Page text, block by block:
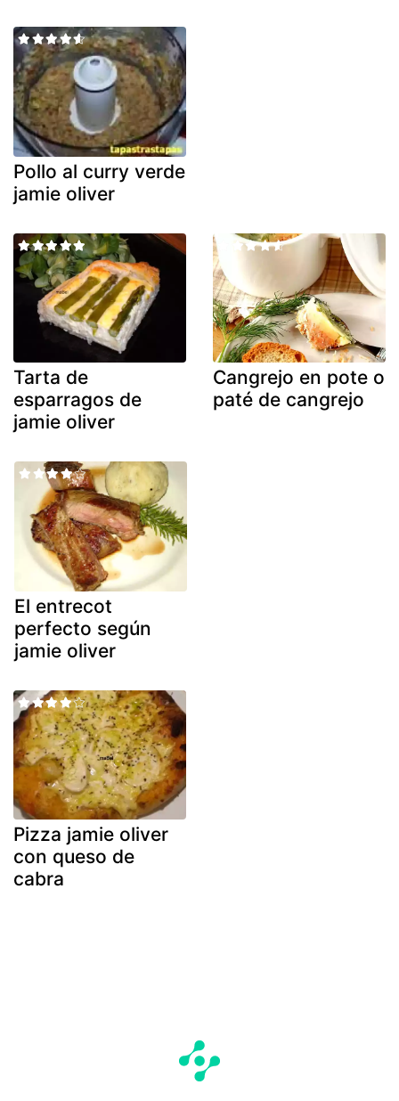
Pollo al curry verde
jamie oliver
Tarta de
esparragos de
jamie oliver
Cangrejo en pote o
paté de cangrejo
El entrecot
perfecto según
jamie oliver
Pizza jamie oliver
con queso de
cabra